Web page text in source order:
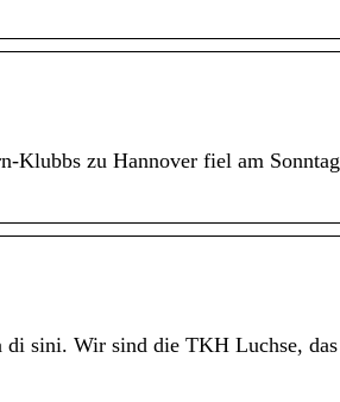
Klubbs zu Hannover fiel am Sonntag
di sini. Wir sind die TKH Luchse, das